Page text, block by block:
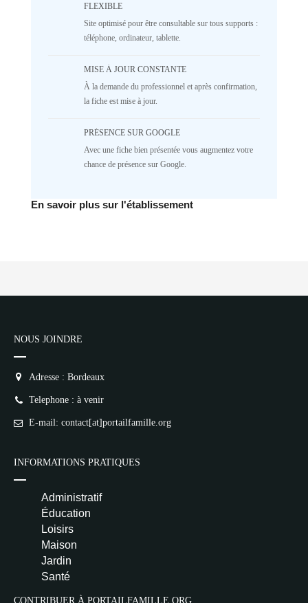
1687
5 4 3
2
1
NR
Deprecated: implode(): Passing null to
parameter #1 ($separator) of type
/home/lepetitbz/portailfamille.org/lib/Cake/View/
1687
5 4 3
2
👍 Satisfaction
parameter #1 ($separator) of type
array|string is deprecated in
on line1687
Avis
Email (facultatif)
FLEXIBLE
Site optimisé pour être consultable sur tous supports :
téléphone, ordinateur, tablette.
MISE À JOUR CONSTANTE
À la demande du professionnel et après confirmation,
la fiche est mise à jour.
PRÉSENCE SUR GOOGLE
Avec une fiche bien présentée vous augmentez votre
chance de présence sur Google.
En savoir plus sur l'établissement
NOUS JOINDRE
Adresse : Bordeaux
Telephone : à venir
E-mail: contact[at]portailfamille.org
INFORMATIONS PRATIQUES
Administratif
Éducation
Loisirs
Maison
Jardin
Santé
CONTRIBUER À PORTAILFAMILLE.ORG